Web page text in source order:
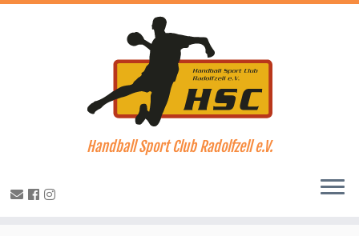
Handball Sport Club Radolfzell e.V.